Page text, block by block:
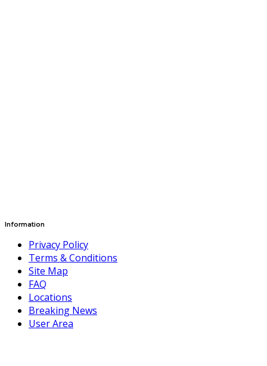
Information
Privacy Policy
Terms & Conditions
Site Map
FAQ
Locations
Breaking News
User Area